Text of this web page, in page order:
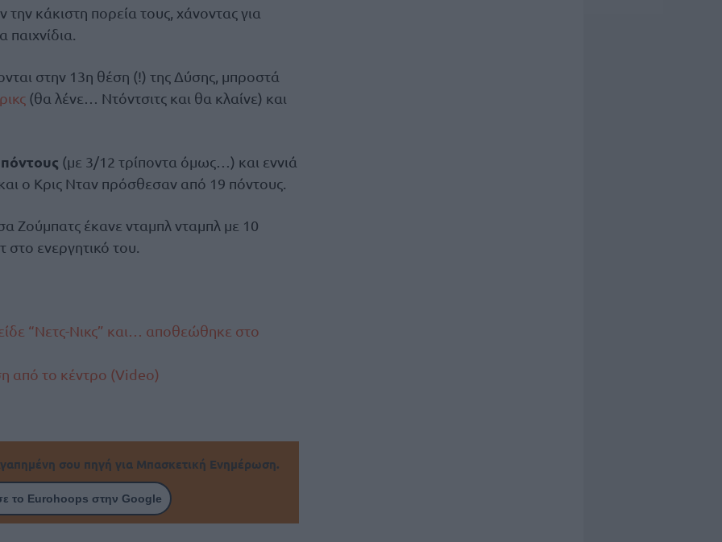
την κάκιστη πορεία τους, χάνοντας για
στην 13η θέση (!) της Δύσης, μπροστά
(θα λένε… Ντόντσιτς και θα κλαίνε) και
(με 3/12 τρίποντα όμως…) και εννιά
ο Κρις Νταν πρόσθεσαν από 19 πόντους.
Ζούμπατς έκανε νταμπλ νταμπλ με 10
στο ενεργητικό του.
“Νετς-Νικς” και… αποθεώθηκε στο
από το κέντρο (Video)
σου πηγή για Μπασκετική Ενημέρωση.
το Eurohoops στην Google